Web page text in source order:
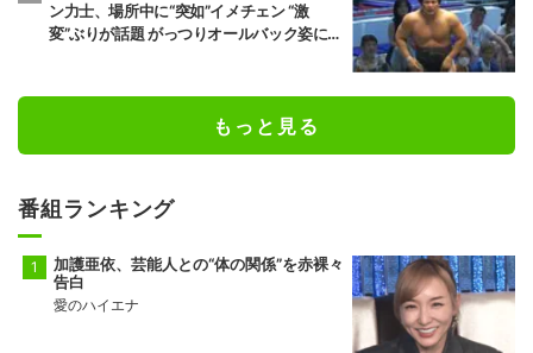
ン力士、場所中に“突如”イメチェン “激
変”ぶりが話題 がっつりオールバック姿に
もっと見る
番組ランキング
加護亜依、芸能人との“体の関係”を赤裸々
告白
愛のハイエナ